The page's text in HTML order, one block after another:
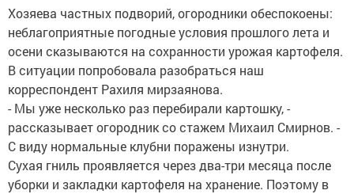
Хозяева частных подворий, огородники обеспокоены:
неблагоприятные погодные условия прошлого лета и
осени сказываются на сохранности урожая картофеля.
В ситуации попробовала разобраться наш
корреспондент Рахиля мирзаянова.
- Мы уже несколько раз перебирали картошку, -
рассказывает огородник со стажем Михаил Смирнов. -
С виду нормальные клубни поражены изнутри.
Сухая гниль проявляется через два-три месяца после
уборки и закладки картофеля на хранение. Поэтому в